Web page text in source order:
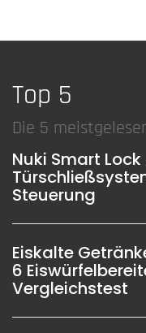
Top 5
Die 5
Nuki Smart
Steuerung
Eiskalte
6
Vergleichstest